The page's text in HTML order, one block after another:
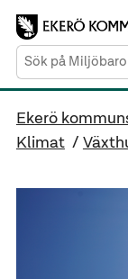
Gå direkt till
Ekerö
Klimat /